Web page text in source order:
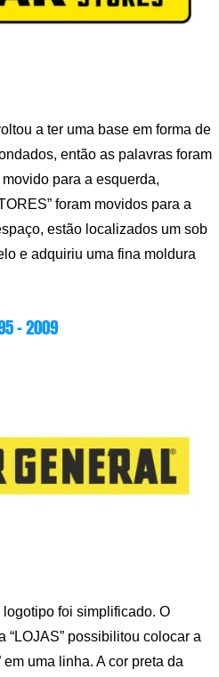
a ter uma base em forma de
então as palavras foram
para a esquerda,
foram movidos para a
estão localizados um sob
e adquiriu uma fina moldura
– 2009
foi simplificado. O
“LOJAS” possibilitou colocar a
uma linha. A cor preta da